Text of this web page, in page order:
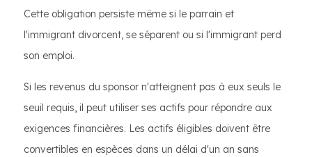
Cette obligation persiste même si le parrain et
l'immigrant divorcent, se séparent ou si l'immigrant perd
son emploi.
Si les revenus du sponsor n'atteignent pas à eux seuls le
seuil requis, il peut utiliser ses actifs pour répondre aux
exigences financières. Les actifs éligibles doivent être
convertibles en espèces dans un délai d'un an sans